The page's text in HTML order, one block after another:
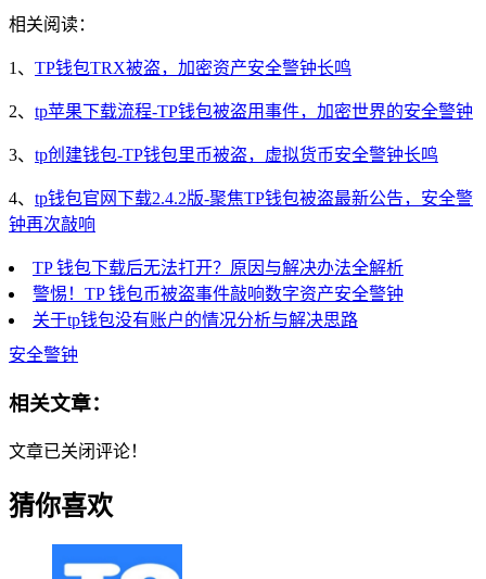
相关阅读：
1、 TP钱包TRX被盗，加密资产安全警钟长鸣
2、 tp苹果下载流程-TP钱包被盗用事件，加密世界的安全警钟
3、 tp创建钱包-TP钱包里币被盗，虚拟货币安全警钟长鸣
4、 tp钱包官网下载2.4.2版-聚焦TP钱包被盗最新公告，安全警
钟再次敲响
TP 钱包下载后无法打开？原因与解决办法全解析
警惕！TP 钱包币被盗事件敲响数字资产安全警钟
关于tp钱包没有账户的情况分析与解决思路
安全警钟
相关文章：
文章已关闭评论！
猜你喜欢